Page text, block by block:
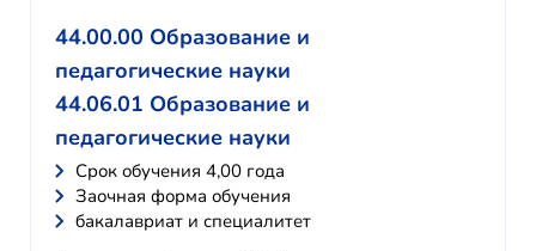
44.00.00 Образование и
педагогические науки
44.06.01 Образование и
педагогические науки
Cрок обучения 4,00 года
Заочная форма обучения
бакалавриат и специалитет